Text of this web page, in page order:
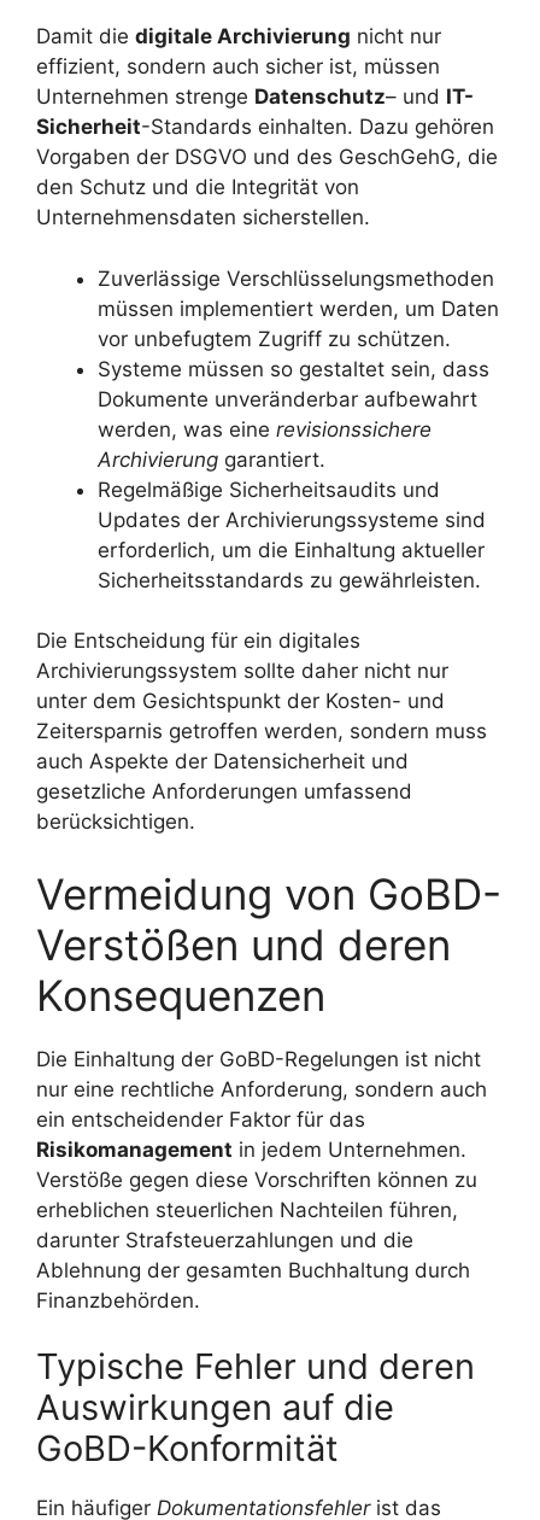
Damit die digitale Archivierung nicht nur
effizient, sondern auch sicher ist, müssen
Unternehmen strenge Datenschutz– und IT-
Sicherheit-Standards einhalten. Dazu gehören
Vorgaben der DSGVO und des GeschGehG, die
den Schutz und die Integrität von
Unternehmensdaten sicherstellen.
Zuverlässige Verschlüsselungsmethoden
müssen implementiert werden, um Daten
vor unbefugtem Zugriff zu schützen.
Systeme müssen so gestaltet sein, dass
Dokumente unveränderbar aufbewahrt
werden, was eine revisionssichere
Archivierung garantiert.
Regelmäßige Sicherheitsaudits und
Updates der Archivierungssysteme sind
erforderlich, um die Einhaltung aktueller
Sicherheitsstandards zu gewährleisten.
Die Entscheidung für ein digitales
Archivierungssystem sollte daher nicht nur
unter dem Gesichtspunkt der Kosten- und
Zeitersparnis getroffen werden, sondern muss
auch Aspekte der Datensicherheit und
gesetzliche Anforderungen umfassend
berücksichtigen.
Vermeidung von GoBD-
Verstößen und deren
Konsequenzen
Die Einhaltung der GoBD-Regelungen ist nicht
nur eine rechtliche Anforderung, sondern auch
ein entscheidender Faktor für das
Risikomanagement in jedem Unternehmen.
Verstöße gegen diese Vorschriften können zu
erheblichen steuerlichen Nachteilen führen,
darunter Strafsteuerzahlungen und die
Ablehnung der gesamten Buchhaltung durch
Finanzbehörden.
Typische Fehler und deren
Auswirkungen auf die
GoBD-Konformität
Ein häufiger Dokumentationsfehlerist das